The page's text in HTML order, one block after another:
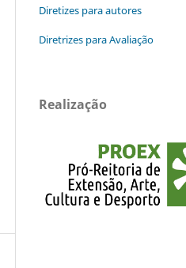
Diretizes para autores
Diretrizes para Avaliação
Realização